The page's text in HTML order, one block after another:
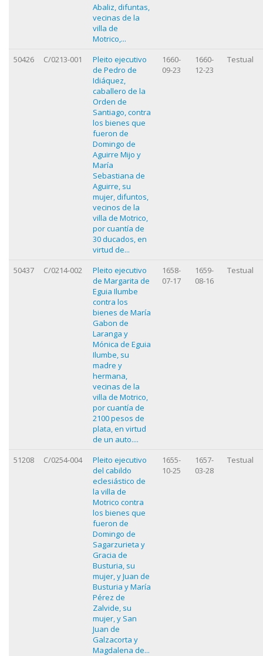
Abaliz, difuntas,
vecinas de la
villa de
Motrico,...
50426
C/0213-001
Pleito ejecutivo
de Pedro de
Idiáquez,
caballero de la
Orden de
Santiago, contra
los bienes que
fueron de
Domingo de
Aguirre Mijo y
María
Sebastiana de
Aguirre, su
mujer, difuntos,
vecinos de la
villa de Motrico,
por cuantía de
30 ducados, en
virtud de...
1660-
09-23
1660-
12-23
Testual
50437 C/0214-002
Pleito ejecutivo
de Margarita de
Eguia Ilumbe
contra los
bienes de María
Gabon de
Laranga y
Mónica de Eguia
Ilumbe, su
madre y
hermana,
vecinas de la
villa de Motrico,
por cuantía de
2100 pesos de
plata, en virtud
de un auto....
1658-
07-17
1659-
08-16
Testual
51208 C/0254-004
Pleito ejecutivo
del cabildo
eclesiástico de
la villa de
Motrico contra
los bienes que
fueron de
Domingo de
Sagarzurieta y
Gracia de
Busturia, su
mujer, y Juan de
Busturia y María
Pérez de
Zalvide, su
mujer, y San
Juan de
Galzacorta y
Magdalena de...
1655-
10-25
1657-
03-28
Testual